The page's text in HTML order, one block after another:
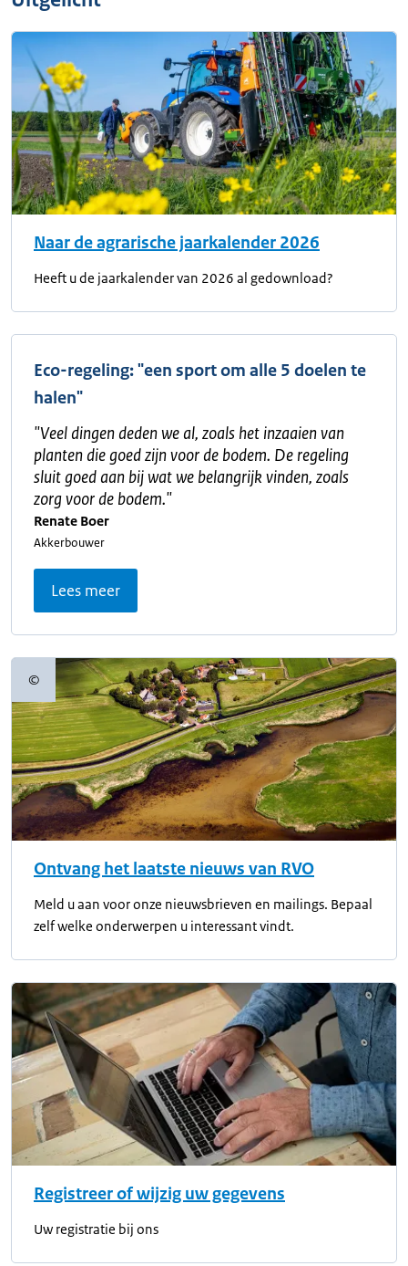
Naar de agrarische jaarkalender 2026
Heeft u de jaarkalender van 2026 al gedownload?
Eco-regeling: "een sport om alle 5 doelen te
halen"
"Veel dingen deden we al, zoals het inzaaien van
planten die goed zijn voor de bodem. De regeling
sluit goed aan bij wat we belangrijk vinden, zoals
zorg voor de bodem."
Renate Boer
Akkerbouwer
Lees meer
©Copyrightinformatie
Ontvang het laatste nieuws van RVO
Meld u aan voor onze nieuwsbrieven en mailings. Bepaal
zelf welke onderwerpen u interessant vindt.
Registreer of wijzig uw gegevens
Uw registratie bij ons